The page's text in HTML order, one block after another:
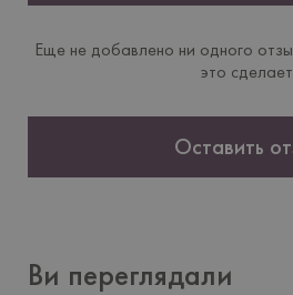
Еще не добавлено ни одного
это
Оставить
Ви переглядали